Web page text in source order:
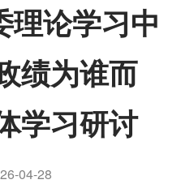
理论学习中
绩为谁而
学习研讨
04-28